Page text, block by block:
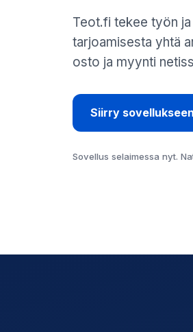
Teot.fi tekee työn
tarjoamisesta yhtä
osto ja myynti
Siirry sovellukseen
Sovellus selaimessa nyt.